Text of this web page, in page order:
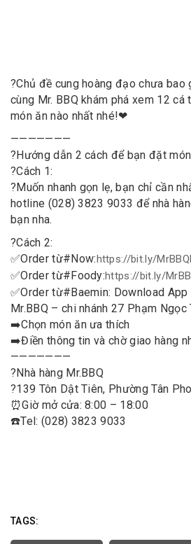
?Chủ đề cung hoàng đạo chưa bao
cùng Mr. BBQ khám phá xem 12
món ăn nào nhất nhé!❤
———————
?Hướng dẫn 2 cách để bạn đặt
?Cách 1:
?Muốn nhanh gọn lẹ, bạn chỉ cần
hotline (028) 3823 9033 để nhà
bạn nha.
?Cách 2:
✅Order từ#Now:https://bit.ly/
✅Order từ#Foody:https://bit.ly/
✅Order từ#Baemin: Download
Mr.BBQ – chi nhánh 27 Phạm Ngọc
➡️Chọn món ăn ưa thích
➡️Điền thông tin và chờ giao hàng
———————
?Nhà hàng Mr.BBQ
?139 Tôn Dật Tiên, Phường Tân
⏰Giờ mở cửa: 8:00 – 18:00
☎️Tel: (028) 3823 9033
TAGS: